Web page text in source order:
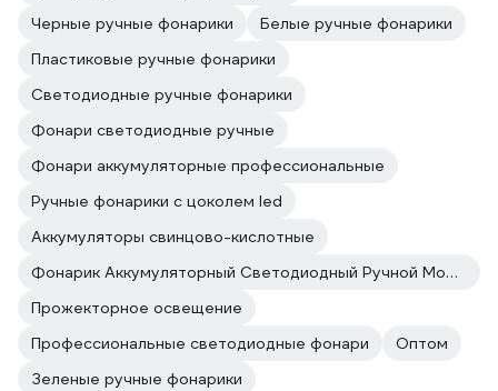
Черные ручные фонарики
Белые ручные фонарики
Пластиковые ручные фонарики
Светодиодные ручные фонарики
Фонари светодиодные ручные
Фонари аккумуляторные профессиональные
Ручные фонарики с цоколем led
Аккумуляторы свинцово-кислотные
Фонарик Аккумуляторный Светодиодный Ручной Мощный Пржектор
Прожекторное освещение
Профессиональные светодиодные фонари
Оптом
Зеленые ручные фонарики